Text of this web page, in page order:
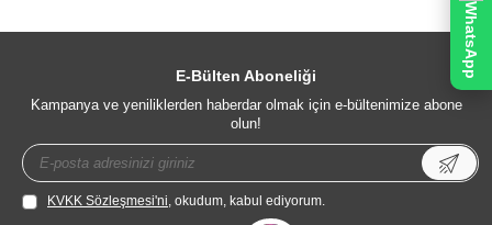
E-Bülten Aboneliği
Kampanya ve yeniliklerden haberdar olmak için e-bültenimize abone
olun!
KVKK Sözleşmesi'ni, okudum, kabul ediyorum.
WhatsApp